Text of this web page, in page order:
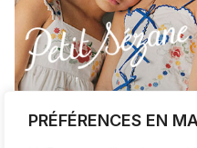
PRÉFÉRENCES EN